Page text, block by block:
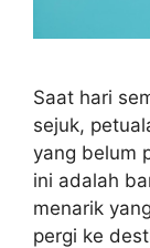
Saat hari
sejuk,
yang belum
ini adalah
menarik
pergi ke